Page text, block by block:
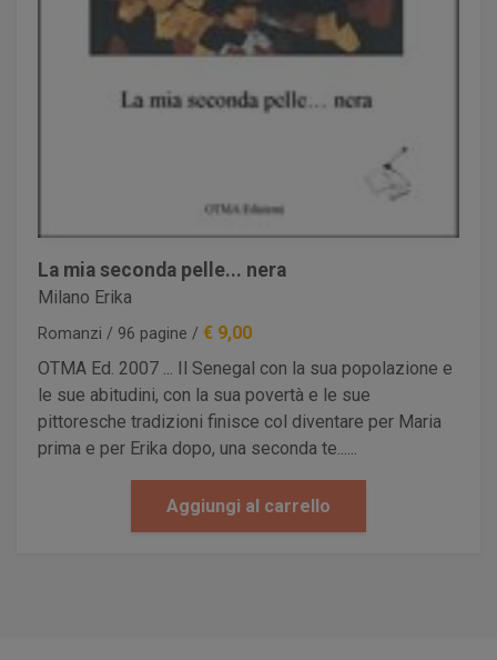
La mia seconda pelle... nera
Milano Erika
Romanzi / 96 pagine /€ 9,00
OTMA Ed. 2007 ... Il Senegal con la sua popolazione e
le sue abitudini, con la sua povertà e le sue
pittoresche tradizioni finisce col diventare per Maria
prima e per Erika dopo, una seconda te......
Aggiungi al carrello